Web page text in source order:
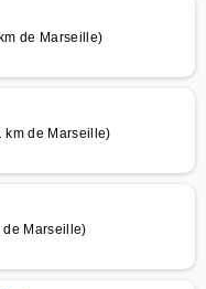
de Marseille)
km de Marseille)
de Marseille)